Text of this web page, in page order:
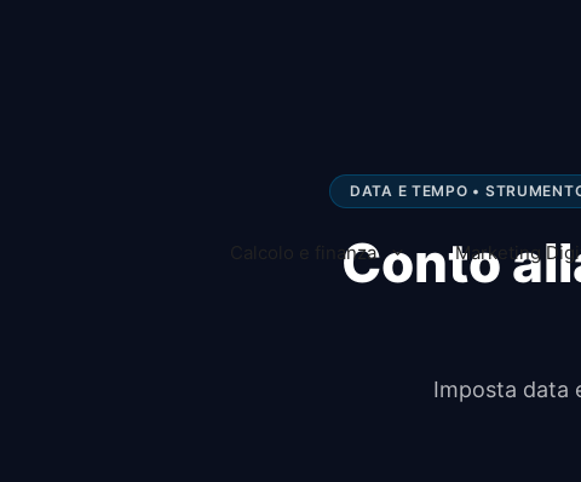
Calcolo e finanza Marketing
DATA E TEMPO •
Conto
Imposta data